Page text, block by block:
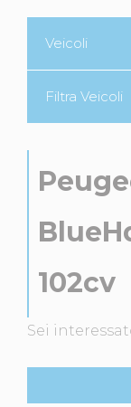
Veicoli
Filtra Veicoli
102cv
Sei